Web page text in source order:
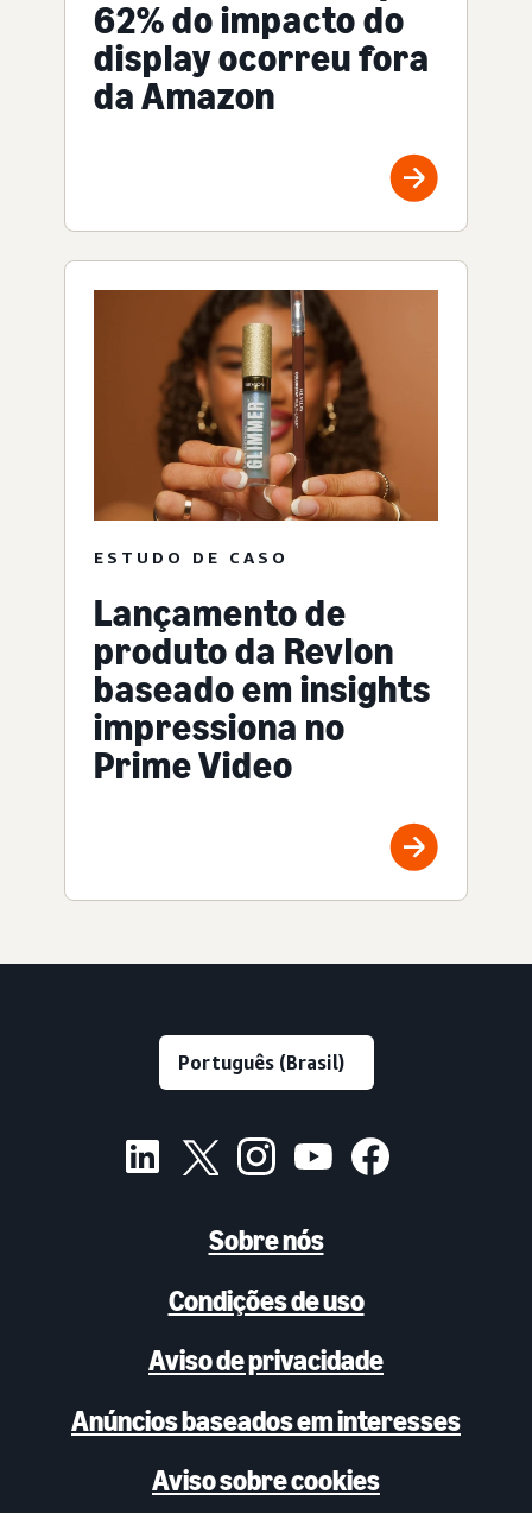
62% do impacto do
display ocorreu fora
da Amazon
ESTUDO DE CASO
Lançamento de
produto da Revlon
baseado em insights
impressiona no
Prime Video
Sobre nós
Condições de uso
Aviso de privacidade
Anúncios baseados em interesses
Aviso sobre cookies